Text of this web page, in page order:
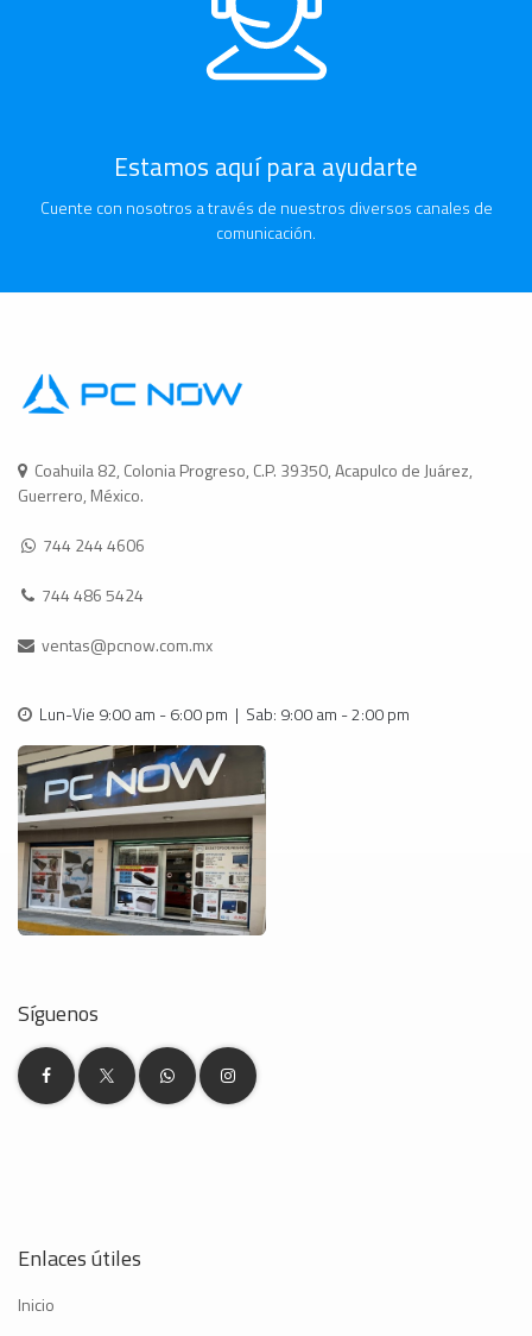
Estamos aquí para ayudarte
Cuente con nosotros a través de nuestros diversos canales de
comunicación.
Coahuila 82, Colonia Progreso, C.P. 39350, Acapulco de Juárez,
Guerrero, México.
744 244 4606
744 486 5424
ventas@pcnow.com.mx
Lun-Vie 9:00 am - 6:00 pm | Sab: 9:00 am - 2:00 pm
Síguenos
Enlaces útiles
Inicio